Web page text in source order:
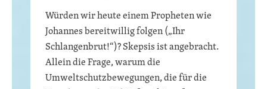
Würden wir heute einem Propheten wie
Johannes bereitwillig folgen („Ihr
Schlangenbrut!“)? Skepsis ist angebracht.
Allein die Frage, warum die
Umweltschutzbewegungen, die für die